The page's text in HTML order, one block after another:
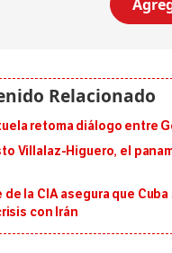
retoma diálogo entre
Villalaz-Higuero, el
de la CIA asegura que
con Irán